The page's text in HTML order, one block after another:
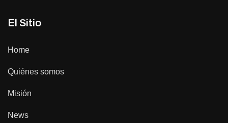
El Sitio
Home
Quiénes somos
Misión
News